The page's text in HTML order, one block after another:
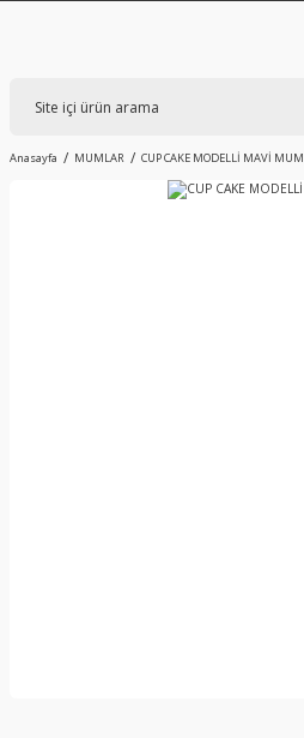
Anasayfa MUMLAR CUP CAKE MODELLİ MAVİ MUM